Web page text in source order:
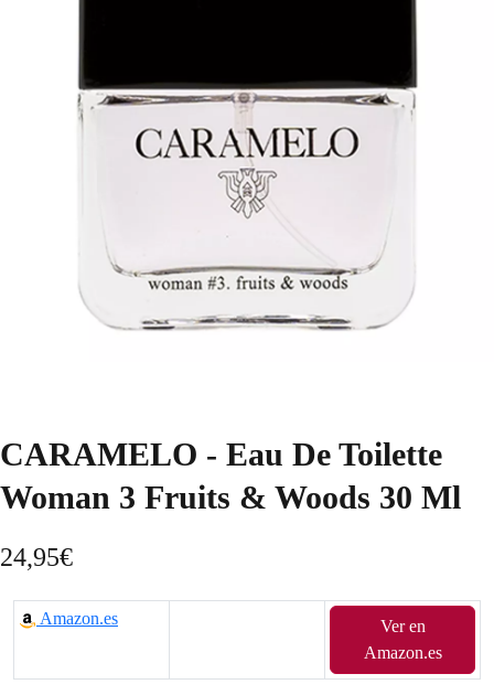
CARAMELO - Eau De Toilette
Woman 3 Fruits & Woods 30 Ml
24,95€
Amazon.es
Ver en
Amazon.es